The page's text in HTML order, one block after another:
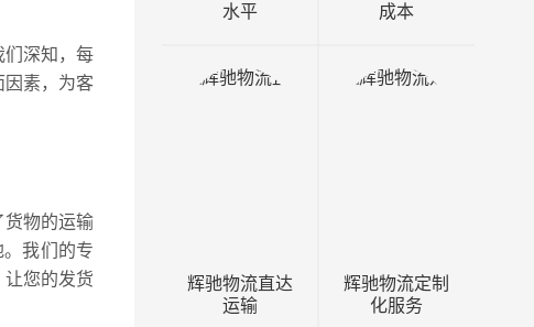
们深知，每
因素，为客
货物的运输
我们的专
您的发货
水平
成本
辉驰物流直达
运输
辉驰物流定制
化服务